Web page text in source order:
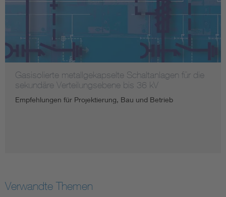
Gasisolierte metallgekapselte Schaltanlagen für die
sekundäre Verteilungsebene bis 36 kV
Empfehlungen für Projektierung, Bau und Betrieb
Verwandte Themen